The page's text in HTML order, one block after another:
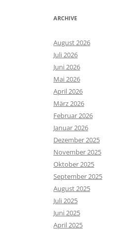
ARCHIVE
August 2026
Juli 2026
Juni 2026
Mai 2026
April 2026
März 2026
Februar 2026
Januar 2026
Dezember 2025
November 2025
Oktober 2025
September 2025
August 2025
Juli 2025
Juni 2025
April 2025